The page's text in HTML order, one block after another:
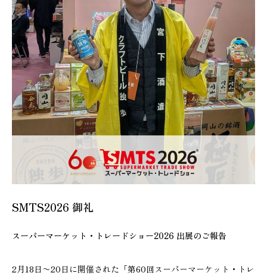
SMTS2026 御礼
スーパーマーケット・トレードショー2026 出展のご報告
2月18日〜20日に開催された「第60回スーパーマーケット・トレ